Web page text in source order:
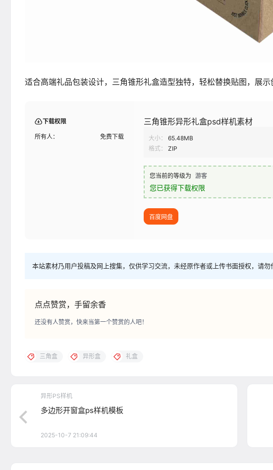
适合高端礼品包装设计，三角锥形礼盒造型独特，轻松替换贴图，展示
下载权限
所有人： 免费下载
三角锥形异形礼盒psd样机素材
大小： 65.48MB
格式：
ZIP
您当前的等级为 游客
您已获得下载权限
百度网盘
本站素材乃用户投稿及网上搜集，仅供学习交流，未经原作者或上传书面授权，请
点点赞赏，手留余香
还没有人赞赏，快来当第一个赞赏的人吧！
三角盒 异形盒 礼盒
异形PS样机
多边形开窗盒ps样机模板
2025-10-7 21:09:44